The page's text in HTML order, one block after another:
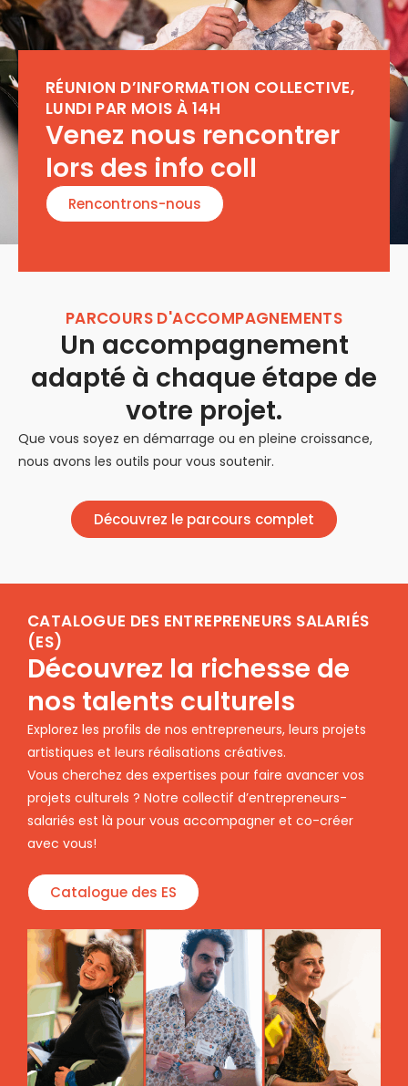
RÉUNION D’INFORMATION COLLECTIVE,
LUNDI PAR MOIS À 14H
Venez nous rencontrer
lors des info coll
Rencontrons-nous
PARCOURS D'ACCOMPAGNEMENTS
Un accompagnement
adapté à chaque étape de
votre projet.
Que vous soyez en démarrage ou en pleine croissance,
nous avons les outils pour vous soutenir.
Découvrez le parcours complet
CATALOGUE DES ENTREPRENEURS SALARIÉS
(ES)
Découvrez la richesse de
nos talents culturels
Explorez les profils de nos entrepreneurs, leurs projets
artistiques et leurs réalisations créatives.
Vous cherchez des expertises pour faire avancer vos
projets culturels ? Notre collectif d’entrepreneurs-
salariés est là pour vous accompagner et co-créer
avec vous!
Catalogue des ES